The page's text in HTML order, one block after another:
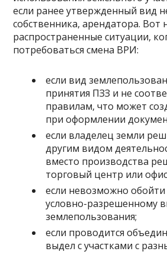
если ранее утвержденный вид
собственника, арендатора. Вот
распространенные ситуации,
потребоваться смена ВРИ:
если вид
принятия ПЗЗ и не
правилам, что может
при оформлении
если владелец земли
другим видом
вместо производства
торговый центр или
если невозможно
условно-разрешенному
землепользования;
если проводится
выдел с участками с